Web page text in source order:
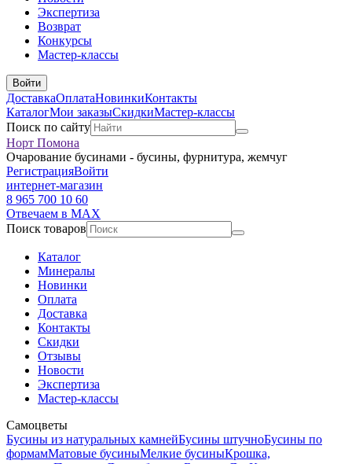
Экспертиза
Возврат
Конкурсы
Мастер-классы
Войти
ДоставкаОплатаНовинкиКонтакты
КаталогМои заказыСкидкиМастер-классы
Поиск по сайту
Норт Помона
Очарование бусинами - бусины, фурнитура, жемчуг
РегистрацияВойти
интернет-магазин
8 965 700 10 60
Отвечаем в MAX
Поиск товаров
Каталог
Минералы
Новинки
Оплата
Доставка
Контакты
Скидки
Отзывы
Новости
Экспертиза
Мастер-классы
Самоцветы
Бусины из натуральных камнейБусины штучноБусины по
формамМатовые бусиныМелкие бусиныКрошка,